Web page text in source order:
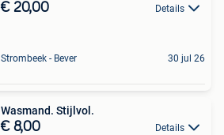
€ 20,00 Details
Strombeek - Bever 30 jul 26
Wasmand. Stijlvol.
€ 8,00 Details